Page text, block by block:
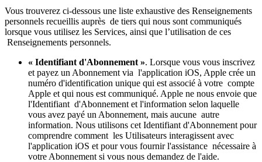
Vous trouverez ci-dessous une liste exhaustive des Renseignements
personnels recueillis auprès de tiers qui nous sont communiqués
lorsque vous utilisez les Services, ainsi que l’utilisation de ces
Renseignements personnels.
« Identifiant d'Abonnement ». Lorsque vous vous inscrivez
et payez un Abonnement via l'application iOS, Apple crée un
numéro d'identification unique qui est associé à votre compte
Apple et qui nous est communiqué. Apple ne nous envoie que
l'Identifiant d'Abonnement et l'information selon laquelle
vous avez payé un Abonnement, mais aucune autre
information. Nous utilisons cet Identifiant d'Abonnement pour
comprendre comment les Utilisateurs interagissent avec
l'application iOS et pour vous fournir l'assistance nécessaire à
votre Abonnement si vous nous demandez de l'aide.